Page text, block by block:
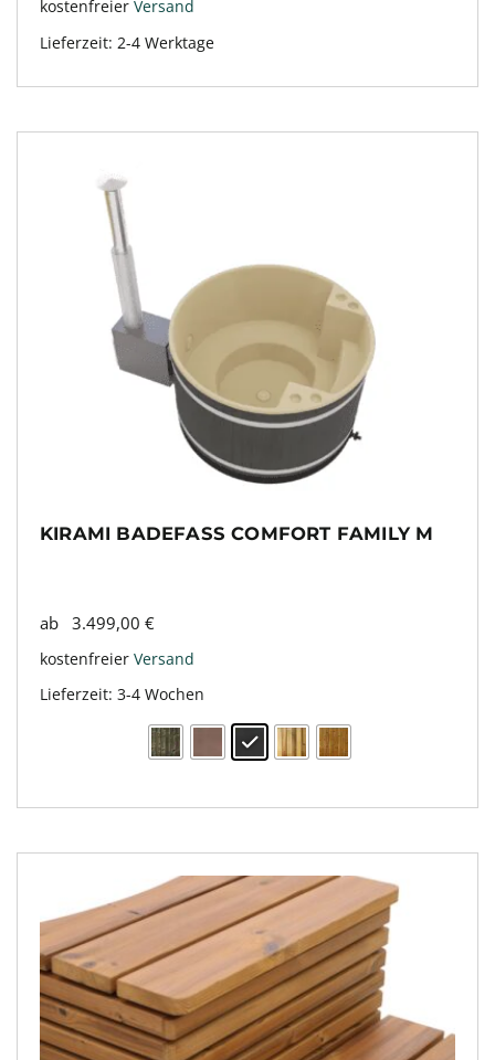
kostenfreier Versand
Lieferzeit: 2-4 Werktage
KIRAMI BADEFASS COMFORT FAMILY M
ab 3.499,00 €
kostenfreier Versand
Lieferzeit: 3-4 Wochen